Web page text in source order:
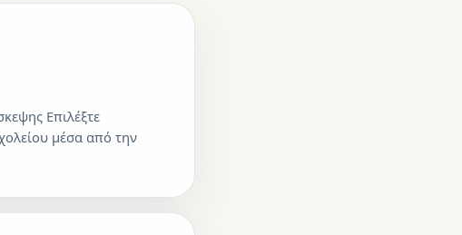
Επιλέξτε
μέσα από την